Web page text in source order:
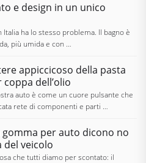
e design in un unico
Italia ha lo stesso problema. Il bagno è
più umida e con …
appiccicoso della pasta
dell’olio
auto è come un cuore pulsante che
rete di componenti e parti …
per auto dicono no
del veicolo
che tutti diamo per scontato: il